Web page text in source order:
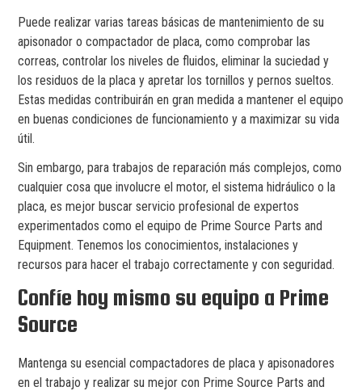
Puede realizar varias tareas básicas de mantenimiento de su
apisonador o compactador de placa, como comprobar las
correas, controlar los niveles de fluidos, eliminar la suciedad y
los residuos de la placa y apretar los tornillos y pernos sueltos.
Estas medidas contribuirán en gran medida a mantener el equipo
en buenas condiciones de funcionamiento y a maximizar su vida
útil.
Sin embargo, para trabajos de reparación más complejos, como
cualquier cosa que involucre el motor, el sistema hidráulico o la
placa, es mejor buscar servicio profesional de expertos
experimentados como el equipo de Prime Source Parts and
Equipment. Tenemos los conocimientos, instalaciones y
recursos para hacer el trabajo correctamente y con seguridad.
Confíe hoy mismo su equipo a Prime
Source
Mantenga su esencial compactadores de placa y apisonadores
en el trabajo y realizar su mejor con Prime Source Parts and